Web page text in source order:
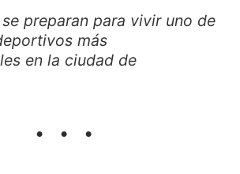
preparan para vivir uno de
más
en la ciudad de